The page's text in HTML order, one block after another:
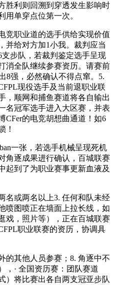
胜利则回溯到穿透发生影响时
用单穿点位第一次。
职业道的选手供给实现价值
并给对方加1小我。裁判应当
步队，若裁判鉴定选手呈现
消全队继续参赛资历。请赛前
8强，必然确认不得点窜。5.
现役选手及当前退职业联
，顺网和捕鱼赛道将各自输出
名冠军选手进入大区赛，并表
CFer的电竞胡想曲通道！如6
！
一张，若选手机械呈现死机
角逐成果进行确认，百城联赛
起到了为职业赛事更新血液及
或两名以上3. 任何和队未经
喷图喷正在墙面上拉长线，如
戏，照片等），正在百城联赛
职业联赛的资历，协调具
其他人员参赛；8. 角逐中不
，· 全国资历赛：团队赛道
）将比赛出各自两支冠亚步队